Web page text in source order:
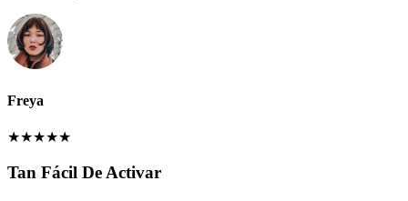
Freya
★★★★★
Tan Fácil De Activar